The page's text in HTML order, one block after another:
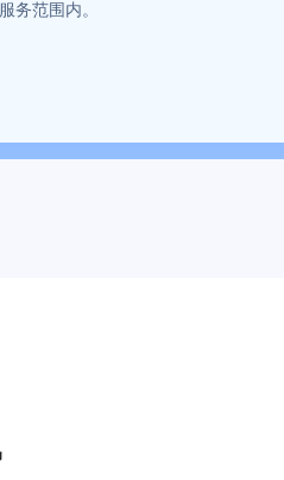
务范围内。